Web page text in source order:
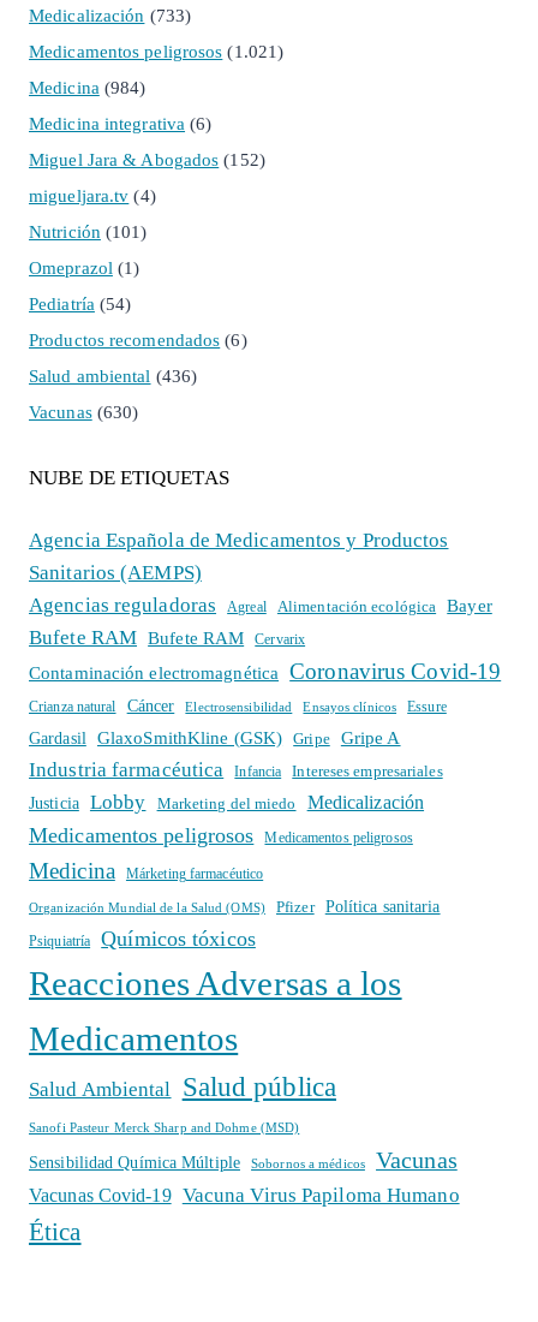
Medicalización (733)
Medicamentos peligrosos (1.021)
Medicina (984)
Medicina integrativa (6)
Miguel Jara & Abogados (152)
migueljara.tv (4)
Nutrición (101)
Omeprazol (1)
Pediatría (54)
Productos recomendados (6)
Salud ambiental (436)
Vacunas(630)
NUBE DE ETIQUETAS
Agencia Española de Medicamentos y Productos
Sanitarios (AEMPS)
Agencias reguladoras
Agreal Alimentación ecológica Bayer
Bufete RAM Bufete RAM Cervarix
Contaminación electromagnética Coronavirus Covid-19
Crianza natural Cáncer Electrosensibilidad Ensayos clínicos Essure
Gardasil GlaxoSmithKline (GSK) Gripe Gripe A
Industria farmacéutica Infancia
Intereses empresariales
Justicia
Lobby Marketing del miedo Medicalización
Medicamentos peligrosos Medicamentos peligrosos
Medicina Márketing farmacéutico
Organización Mundial de la Salud (OMS) Pfizer Política sanitaria
Psiquiatría Químicos tóxicos
Reacciones Adversas a los
Medicamentos
Salud Ambiental Salud pública
Sanofi Pasteur Merck Sharp and Dohme (MSD)
Sensibilidad Química Múltiple Sobornos a médicos Vacunas
Vacunas Covid-19 Vacuna Virus Papiloma Humano
Ética